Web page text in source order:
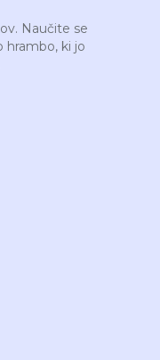
Naučite se
hrambo, ki jo